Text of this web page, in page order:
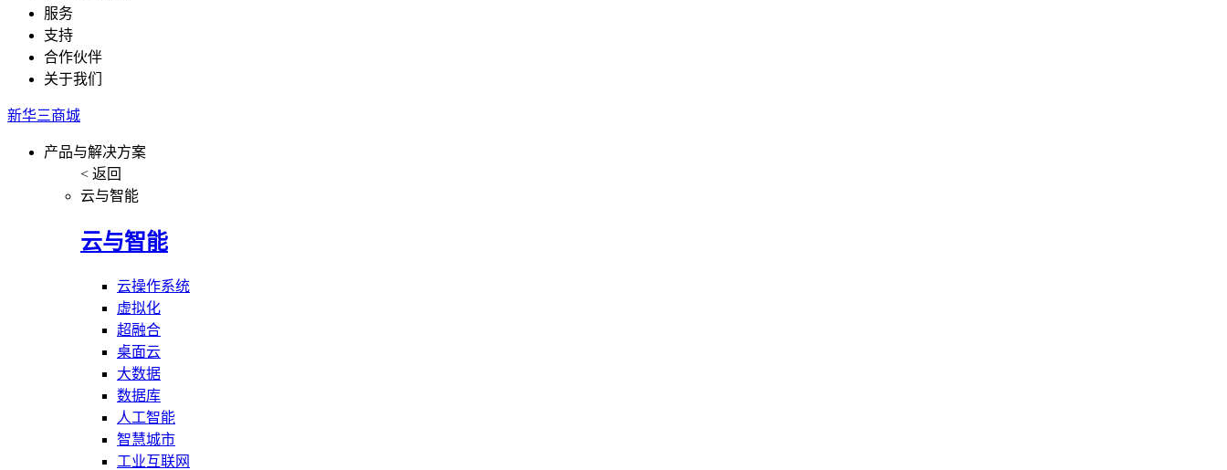
服务
支持
合作伙伴
关于我们
新华三商城
产品与解决方案
< 返回
云与智能
云与智能
云操作系统
虚拟化
超融合
桌面云
大数据
数据库
人工智能
智慧城市
工业互联网